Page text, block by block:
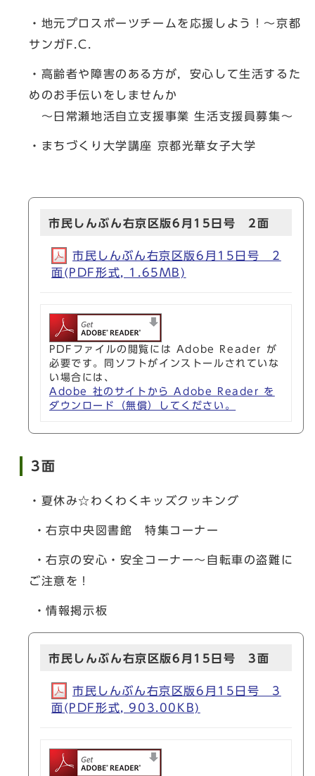
・地元プロスポーツチームを応援しよう！～京都
サンガF.C.
・高齢者や障害のある方が，安心して生活するた
めのお手伝いをしませんか
～日常瀬地活自立支援事業 生活支援員募集～
・まちづくり大学講座 京都光華女子大学
市民しんぶん右京区版6月15日号 2面
市民しんぶん右京区版6月15日号 2
面(PDF形式, 1.65MB)
PDFファイルの閲覧には Adobe Reader が
必要です。同ソフトがインストールされていな
い場合には、
Adobe 社のサイトから Adobe Reader を
ダウンロード（無償）してください。
3面
・夏休み☆わくわくキッズクッキング
・右京中央図書館 特集コーナー
・右京の安心・安全コーナー～自転車の盗難に
ご注意を！
・情報掲示板
市民しんぶん右京区版6月15日号 3面
市民しんぶん右京区版6月15日号 3
面(PDF形式, 903.00KB)